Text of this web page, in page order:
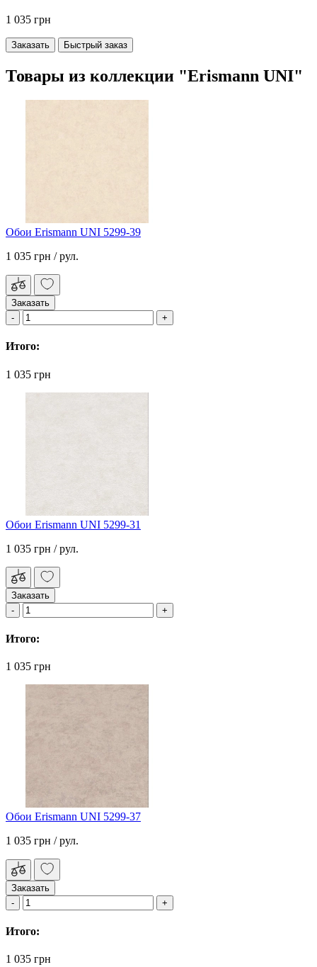
1 035 грн
Заказать Быстрый заказ
Товары из коллекции "Erismann UNI"
Обои Erismann UNI 5299-39
1 035 грн / рул.
Заказать
Итого:
1 035 грн
Обои Erismann UNI 5299-31
1 035 грн / рул.
Заказать
Итого:
1 035 грн
Обои Erismann UNI 5299-37
1 035 грн / рул.
Заказать
Итого:
1 035 грн